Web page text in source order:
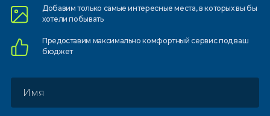
Добавим только самыеинтересные места, в которыхвы бы
хотели побывать
Предоставим максимально комфортныйсервис под ваш
бюджет